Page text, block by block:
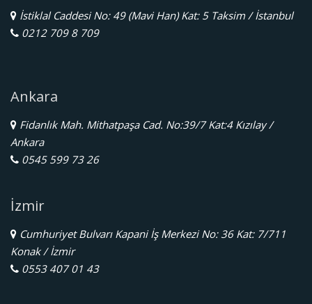
İstiklal Caddesi No: 49 (Mavi Han) Kat: 5 Taksim / İstanbul
0212 709 8 709
Ankara
Fidanlık Mah. Mithatpaşa Cad. No:39/7 Kat:4 Kızılay /
Ankara
0545 599 73 26
İzmir
Cumhuriyet Bulvarı Kapani İş Merkezi No: 36 Kat: 7/711
Konak / İzmir
0553 407 01 43